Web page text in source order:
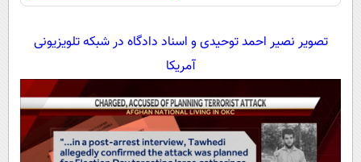
سیاست خارجی
تصویر نصیر احمد توحیدی و اسناد دادگاه در شبکه تلویزیونی
آمریکا